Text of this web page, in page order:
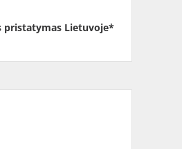
pristatymas Lietuvoje*